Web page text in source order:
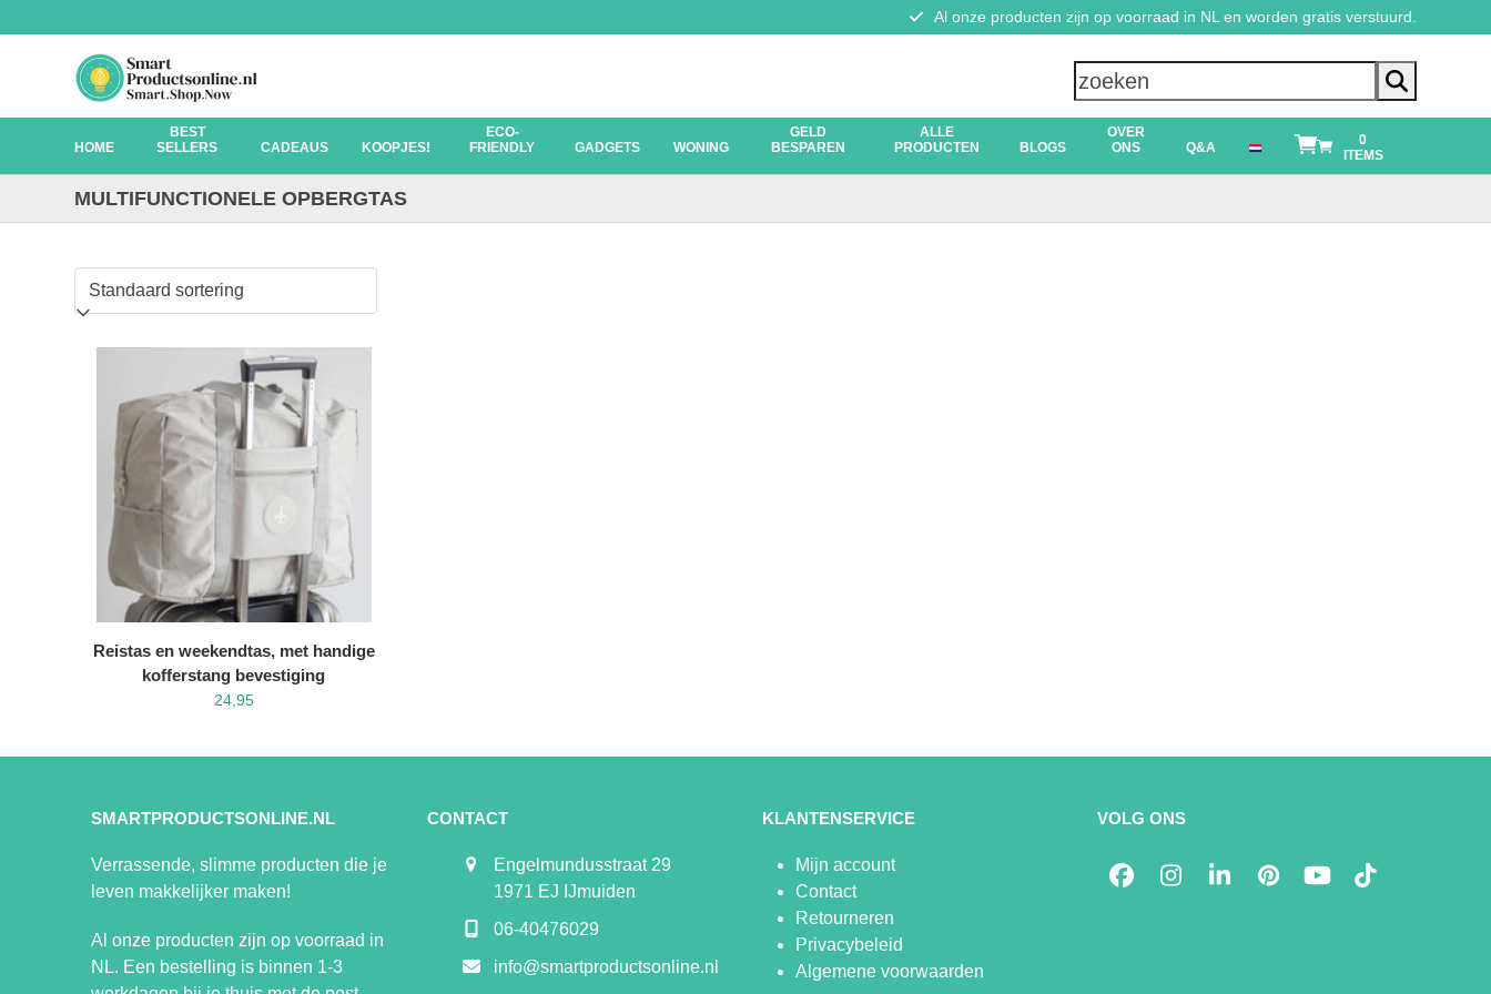
to
Al onze producten zijn op voorraad in NL en worden gratis verstuurd.
zoeken
HOME
BEST
SELLERS
CADEAUS KOOPJES!
ECO-
FRIENDLY
GADGETS WONING
GELD
BESPAREN
ALLE
PRODUCTEN
BLOGS
OVER
ONS
Q&A
0
ITEMS
MULTIFUNCTIONELE OPBERGTAS
Reistas en weekendtas, met handige
kofferstang bevestiging
24,95
SMARTPRODUCTSONLINE.NL
Verrassende, slimme producten die je
leven makkelijker maken!
Al onze producten zijn op voorraad in
NL. Een bestelling is binnen 1-3
CONTACT
Engelmundusstraat 29
1971 EJ IJmuiden
06-40476029
info@smartproductsonline.nl
KLANTENSERVICE
Mijn account
Contact
Retourneren
Privacybeleid
Algemene voorwaarden
VOLG ONS
Facebook
Instagram
LinkedInPinterest
YouTube
Tiktok